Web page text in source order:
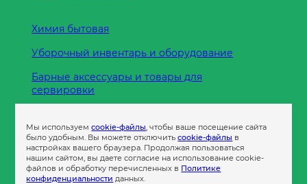
Химия бытовая
Уборочный инвентарь и оборудование
Барные аксессуары и товары для
сервировки
Пленка
Пакеты и сумки
Мы используемcookie-файлы, чтобы ваше посещение сайта
было удобным. Вы можете отключитьcookie-файлы в
настройках вашего браузера. Продолжая пользоваться
нашим сайтом, вы даете согласие на использование cookie-
файлов и обработку перечисленных в Политике
конфиденциальности данных.